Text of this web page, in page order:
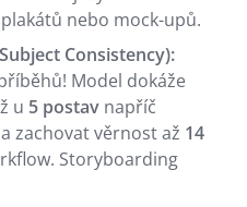
nebo mock-upů.
Consistency):
Model dokáže
u 5 postav napříč
zachovat věrnost až 14
Storyboarding